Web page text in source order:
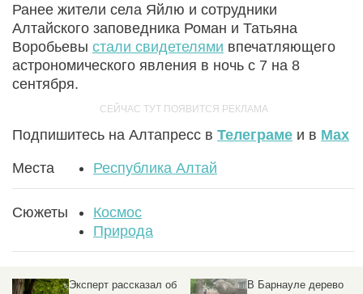
Ранее жители села Яйлю и сотрудники
Алтайского заповедника Роман и Татьяна
Воробьевы стали свидетелями впечатляющего
астрономического явления в ночь с 7 на 8
сентября.
Подпишитесь на Алтапресс в Телеграме и в Max
Места Республика Алтай
Сюжеты
Космос
Природа
Эксперт рассказал об
В Барнауле дерево